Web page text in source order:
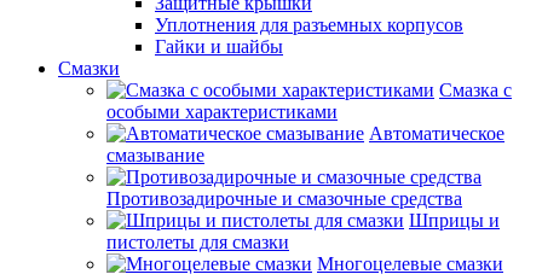
Уплотнения для разъемных корпусов
Гайки и шайбы
Смазки
Смазка с
особыми характеристиками
Автоматическое
смазывание
Противозадирочные и смазочные средства
Шприцы и
пистолеты для смазки
Многоцелевые смазки